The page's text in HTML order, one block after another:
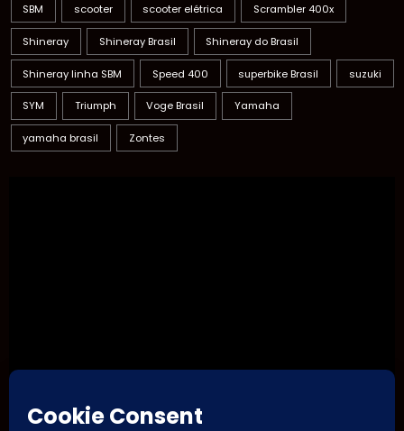
SBM scooter scooter elétrica Scrambler 400x
Shineray Shineray Brasil Shineray do Brasil
Shineray linha SBM Speed 400 superbike Brasil suzuki
SYM Triumph Voge Brasil Yamaha
yamaha brasil Zontes